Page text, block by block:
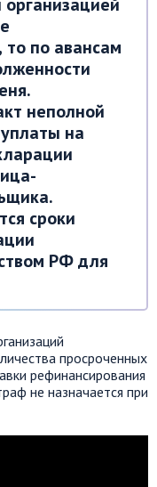
то по авансам
неполной
на
сроки
РФ для
просроченных
рефинансирования
не назначается при